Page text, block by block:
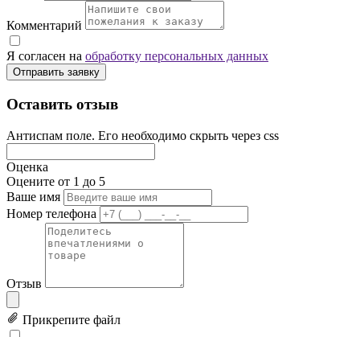
Комментарий
Я согласен на обработку персональных данных
Отправить заявку
Оставить отзыв
Антиспам поле. Его необходимо скрыть через css
Оценка
Оцените от 1 до 5
Ваше имя
Номер телефона
Отзыв
Прикрепите файл